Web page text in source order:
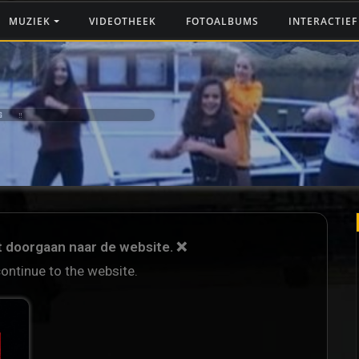
MUZIEK VIDEOTHEEK FOTOALBUMS
‼️
naar de website. ❌
to the website.